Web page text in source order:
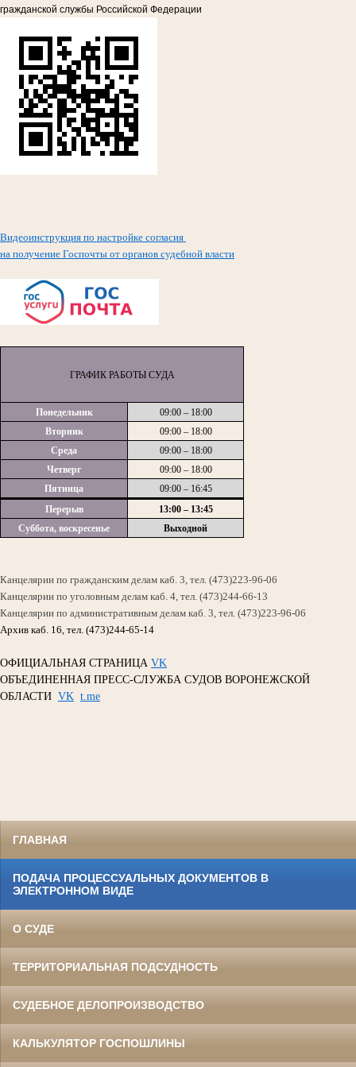
гражданской службы Российской Федерации
Видеоинструкция по настройке согласия
на получение Госпочты от органов судебной власти
ГРАФИК РАБОТЫ СУДА
Понедельник
09:00 – 18:00
Вторник
09:00 – 18:00
Среда
09:00 – 18:00
Четверг
09:00 – 18:00
Пятница
09:00 – 16:45
Перерыв
13:00 – 13:45
Суббота, воскресенье
Выходной
Канцелярии по гражданским делам каб. 3, тел. (473)223-96-06
Канцелярии по уголовным делам каб. 4, тел. (473)244-66-13
Канцелярии по административным делам каб. 3, тел. (473)223-96-06
Архив каб. 16, тел. (473)244-65-14
ОФИЦИАЛЬНАЯ СТРАНИЦА VK
ОБЪЕДИНЕННАЯ ПРЕСС-СЛУЖБА СУДОВ ВОРОНЕЖСКОЙ
ОБЛАСТИ VK t.me
ГЛАВНАЯ
ПОДАЧА ПРОЦЕССУАЛЬНЫХ ДОКУМЕНТОВ В
ЭЛЕКТРОННОМ ВИДЕ
О СУДЕ
ТЕРРИТОРИАЛЬНАЯ ПОДСУДНОСТЬ
СУДЕБНОЕ ДЕЛОПРОИЗВОДСТВО
КАЛЬКУЛЯТОР ГОСПОШЛИНЫ